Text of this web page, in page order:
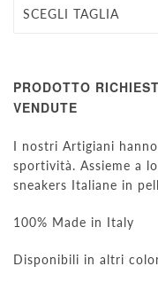
PRODOTTO
VENDUTE
I nostri Artigiani
sportività. Assieme a
sneakers Italiane in
100% Made in Italy
Disponibili in altri